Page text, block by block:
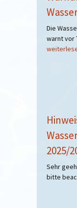
Die
warnt vor
2025/
Sehr
bitte